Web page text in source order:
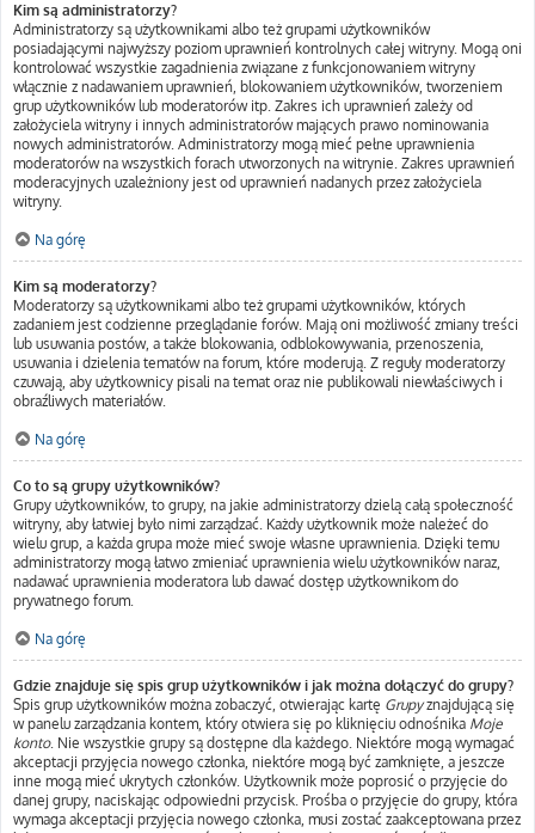
Kim są administratorzy?
Administratorzy są użytkownikami albo też grupami użytkowników
posiadającymi najwyższy poziom uprawnień kontrolnych całej witryny. Mogą oni
kontrolować wszystkie zagadnienia związane z funkcjonowaniem witryny
włącznie z nadawaniem uprawnień, blokowaniem użytkowników, tworzeniem
grup użytkowników lub moderatorów itp. Zakres ich uprawnień zależy od
założyciela witryny i innych administratorów mających prawo nominowania
nowych administratorów. Administratorzy mogą mieć pełne uprawnienia
moderatorów na wszystkich forach utworzonych na witrynie. Zakres uprawnień
moderacyjnych uzależniony jest od uprawnień nadanych przez założyciela
witryny.
Na górę
Kim są moderatorzy?
Moderatorzy są użytkownikami albo też grupami użytkowników, których
zadaniem jest codzienne przeglądanie forów. Mają oni możliwość zmiany treści
lub usuwania postów, a także blokowania, odblokowywania, przenoszenia,
usuwania i dzielenia tematów na forum, które moderują. Z reguły moderatorzy
czuwają, aby użytkownicy pisali na temat oraz nie publikowali niewłaściwych i
obraźliwych materiałów.
Na górę
Co to są grupy użytkowników?
Grupy użytkowników, to grupy, na jakie administratorzy dzielą całą społeczność
witryny, aby łatwiej było nimi zarządzać. Każdy użytkownik może należeć do
wielu grup, a każda grupa może mieć swoje własne uprawnienia. Dzięki temu
administratorzy mogą łatwo zmieniać uprawnienia wielu użytkowników naraz,
nadawać uprawnienia moderatora lub dawać dostęp użytkownikom do
prywatnego forum.
Na górę
Gdzie znajduje się spis grup użytkowników i jak można dołączyć do grupy?
Spis grup użytkowników można zobaczyć, otwierając kartę Grupyznajdującą się
w panelu zarządzania kontem, który otwiera się po kliknięciu odnośnika Moje
konto. Nie wszystkie grupy są dostępne dla każdego. Niektóre mogą wymagać
akceptacji przyjęcia nowego członka, niektóre mogą być zamknięte, a jeszcze
inne mogą mieć ukrytych członków. Użytkownik może poprosić o przyjęcie do
danej grupy, naciskając odpowiedni przycisk. Prośba o przyjęcie do grupy, która
wymaga akceptacji przyjęcia nowego członka, musi zostać zaakceptowana przez